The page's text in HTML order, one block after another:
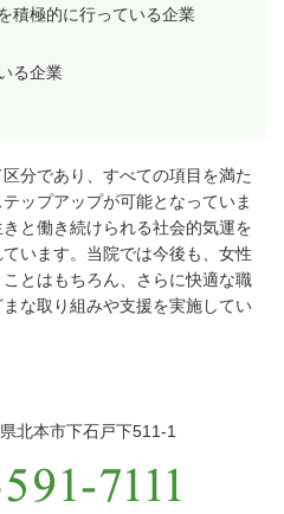
積極的に行っている企業
る企業
分であり、すべての項目を満た
ップアップが可能となっていま
と働き続けられる社会的気運を
います。当院では今後も、女性
とはもちろん、さらに快適な職
な取り組みや支援を実施してい
北本市下石戸下511-1